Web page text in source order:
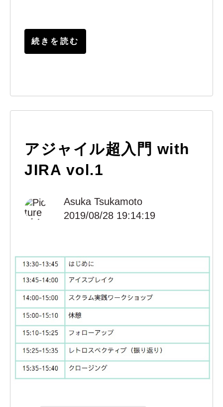
続きを読む
アジャイル超入門 with
JIRA vol.1
Asuka Tsukamoto
2019/08/28 19:14:19